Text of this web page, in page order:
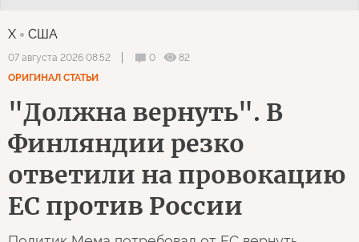
X США
07 августа 2026 08:52 0
82
ОРИГИНАЛ СТАТЬИ
"Должна вернуть". В
Финляндии резко
ответили на провокацию
ЕС против России